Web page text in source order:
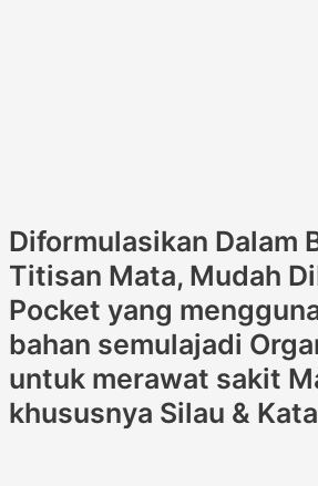
Diformulasikan Dalam
Titisan Mata, Mudah
Pocket yang
bahan semulajadi
untuk merawat sakit
khususnya Silau &